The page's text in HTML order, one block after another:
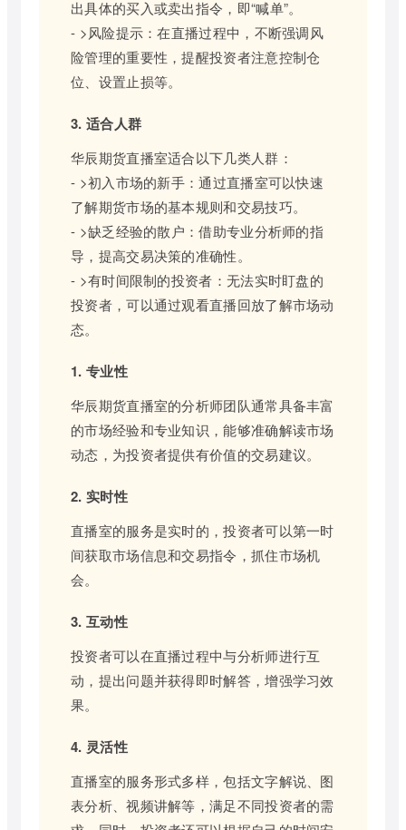
出具体的买入或卖出指令，即“喊单”。
- >风险提示：在直播过程中，不断强调风
险管理的重要性，提醒投资者注意控制仓
位、设置止损等。
3. 适合人群
华辰期货直播室适合以下几类人群：
- >初入市场的新手：通过直播室可以快速
了解期货市场的基本规则和交易技巧。
- >缺乏经验的散户：借助专业分析师的指
导，提高交易决策的准确性。
- >有时间限制的投资者：无法实时盯盘的
投资者，可以通过观看直播回放了解市场动
态。
1. 专业性
华辰期货直播室的分析师团队通常具备丰富
的市场经验和专业知识，能够准确解读市场
动态，为投资者提供有价值的交易建议。
2. 实时性
直播室的服务是实时的，投资者可以第一时
间获取市场信息和交易指令，抓住市场机
会。
3. 互动性
投资者可以在直播过程中与分析师进行互
动，提出问题并获得即时解答，增强学习效
果。
4. 灵活性
直播室的服务形式多样，包括文字解说、图
表分析、视频讲解等，满足不同投资者的需